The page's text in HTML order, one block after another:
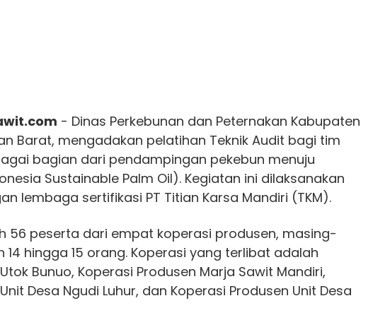
- Dinas Perkebunan dan Peternakan Kabupaten
Barat, mengadakan pelatihan Teknik Audit bagi tim
bagian dari pendampingan pekebun menuju
Sustainable Palm Oil). Kegiatan ini dilaksanakan
lembaga sertifikasi PT Titian Karsa Mandiri (TKM).
56 peserta dari empat koperasi produsen, masing-
14 hingga 15 orang. Koperasi yang terlibat adalah
Bunuo, Koperasi Produsen Marja Sawit Mandiri,
Desa Ngudi Luhur, dan Koperasi Produsen Unit Desa